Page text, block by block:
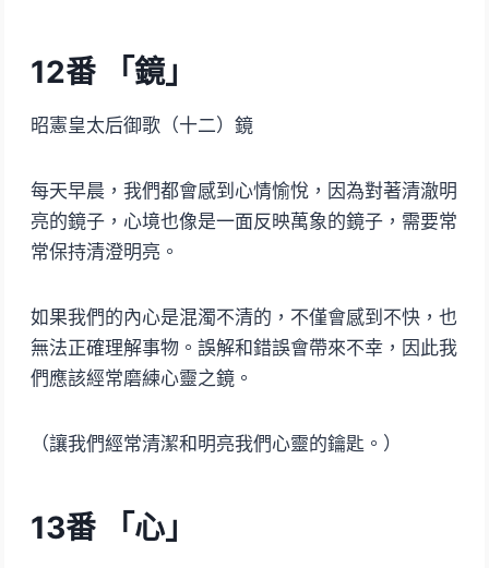
12番 「鏡」
昭憲皇太后御歌（十二）鏡
每天早晨，我們都會感到心情愉悅，因為對著清澈明
亮的鏡子，心境也像是一面反映萬象的鏡子，需要常
常保持清澄明亮。
如果我們的內心是混濁不清的，不僅會感到不快，也
無法正確理解事物。誤解和錯誤會帶來不幸，因此我
們應該經常磨練心靈之鏡。
（讓我們經常清潔和明亮我們心靈的鑰匙。）
13番 「心」